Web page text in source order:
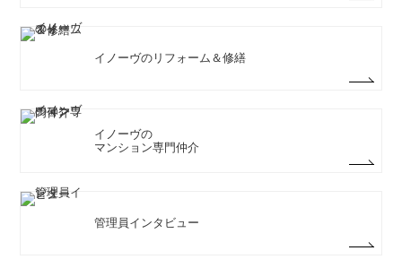
イノーヴのリフォーム＆修繕
イノーヴの
マンション専門仲介
管理員インタビュー